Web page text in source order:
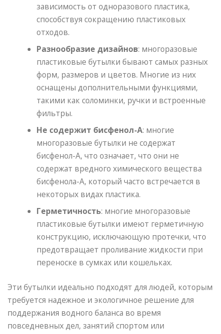
зависимость от одноразового пластика,
способствуя сокращению пластиковых
отходов.
Разнообразие дизайнов: многоразовые
пластиковые бутылки бывают самых разных
форм, размеров и цветов. Многие из них
оснащены дополнительными функциями,
такими как соломинки, ручки и встроенные
фильтры.
Не содержит бисфенол-А: многие
многоразовые бутылки не содержат
бисфенол-А, что означает, что они не
содержат вредного химического вещества
бисфенола-А, который часто встречается в
некоторых видах пластика.
Герметичность: многие многоразовые
пластиковые бутылки имеют герметичную
конструкцию, исключающую протечки, что
предотвращает проливание жидкости при
переноске в сумках или кошельках.
Эти бутылки идеально подходят для людей, которым
требуется надежное и экологичное решение для
поддержания водного баланса во время
повседневных дел, занятий спортом или